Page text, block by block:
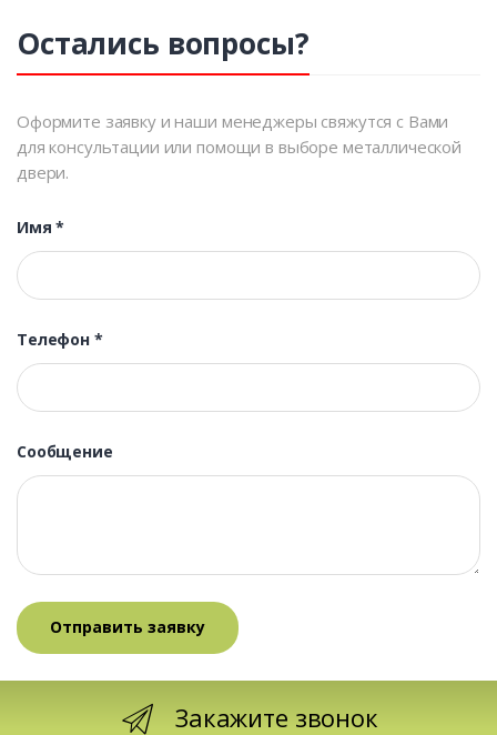
Остались вопросы?
Оформите заявку и наши менеджеры свяжутся с Вами
для консультации или помощи в выборе металлической
двери.
Имя*
Телефон *
Сообщение
Закажите звонок